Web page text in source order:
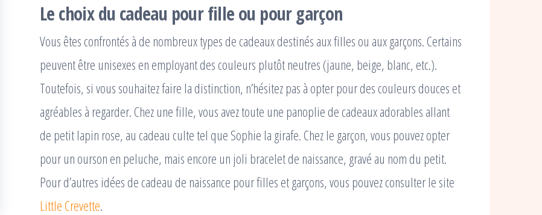
Le choix du cadeau pour fille ou pour garçon
Vous êtes confrontés à de nombreux types de cadeaux destinés aux filles ou aux garçons. Certains
peuvent être unisexes en employant des couleurs plutôt neutres (jaune, beige, blanc, etc.).
Toutefois, si vous souhaitez faire la distinction, n’hésitez pas à opter pour des couleurs douces et
agréables à regarder. Chez une fille, vous avez toute une panoplie de cadeaux adorables allant
de petit lapin rose, au cadeau culte tel que Sophie la girafe. Chez le garçon, vous pouvez opter
pour un ourson en peluche, mais encore un joli bracelet de naissance, gravé au nom du petit.
Pour d’autres idées de cadeau de naissance pour filles et garçons, vous pouvez consulter le site
Little Crevette.